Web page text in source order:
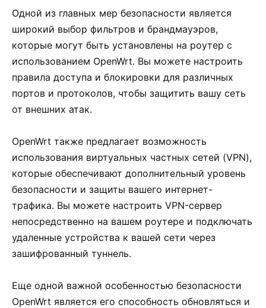
Одной из главных мер безопасности является
широкий выбор фильтров и брандмауэров,
которые могут быть установлены на роутер с
использованием OpenWrt. Вы можете настроить
правила доступа и блокировки для различных
портов и протоколов, чтобы защитить вашу сеть
от внешних атак.
OpenWrt также предлагает возможность
использования виртуальных частных сетей (VPN),
которые обеспечивают дополнительный уровень
безопасности и защиты вашего интернет-
трафика. Вы можете настроить VPN-сервер
непосредственно на вашем роутере и подключать
удаленные устройства к вашей сети через
зашифрованный туннель.
Еще одной важной особенностью безопасности
OpenWrt является его способность обновляться и